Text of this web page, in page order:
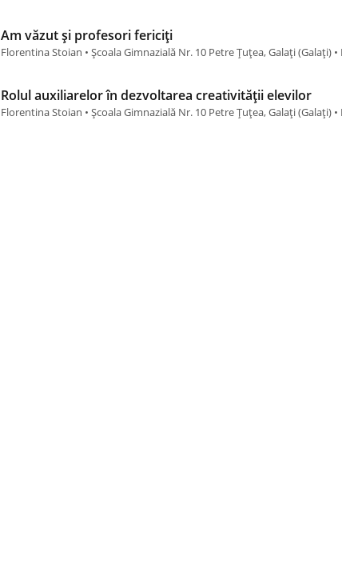
Am văzut și profesori fericiți
Florentina Stoian • Școala Gimnazială Nr. 10 Petre Țuțea, Galați (Galaţi)
Rolul auxiliarelor în dezvoltarea creativității elevilor
Florentina Stoian • Școala Gimnazială Nr. 10 Petre Țuțea, Galați (Galaţi)